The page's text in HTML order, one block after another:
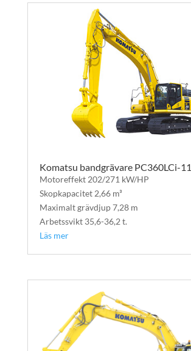
Komatsu bandgrävare PC360LCi-11
Motoreffekt 202/271 kW/HP
Skopkapacitet 2,66 m³
Maximalt grävdjup 7,28 m
Arbetssvikt 35,6-36,2 t.
Läs mer